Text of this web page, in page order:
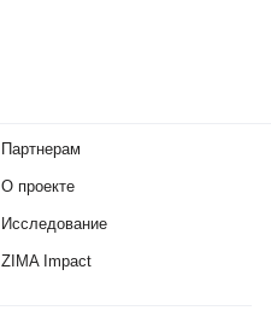
Партнерам
О проекте
Исследование
ZIMA Impact